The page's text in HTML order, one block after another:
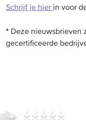
Schrijf je hier in voor
* Deze nieuwsbrieven
gecertificeerde